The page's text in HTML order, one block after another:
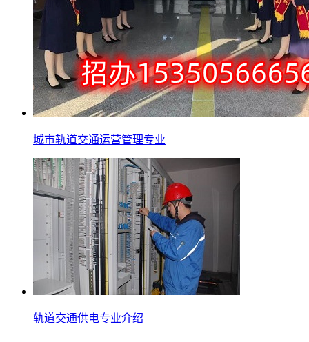
城市轨道交通运营管理专业
轨道交通供电专业介绍